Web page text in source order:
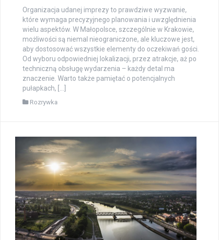
Organizacja udanej imprezy to prawdziwe wyzwanie,
które wymaga precyzyjnego planowania i uwzględnienia
wielu aspektów. W Małopolsce, szczególnie w Krakowie,
możliwości są niemal nieograniczone, ale kluczowe jest,
aby dostosować wszystkie elementy do oczekiwań gości.
Od wyboru odpowiedniej lokalizacji, przez atrakcje, aż po
techniczną obsługę wydarzenia – każdy detal ma
znaczenie. Warto także pamiętać o potencjalnych
pułapkach, […]
Rozrywka